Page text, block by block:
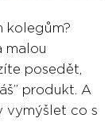
kolegům?
malou
posedět,
produkt. A
vymýšlet co s